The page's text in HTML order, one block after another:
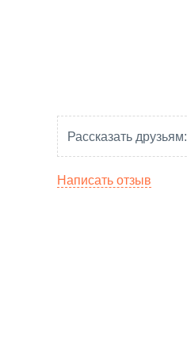
Рассказать друзьям:
Написать отзыв